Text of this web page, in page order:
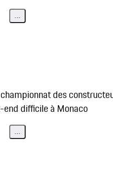
...
des
end difficile à Monaco
...